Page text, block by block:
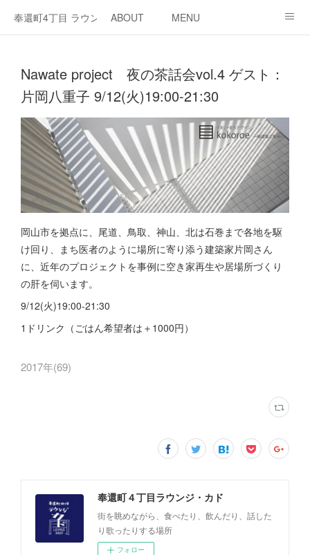
奉還町4丁目 ラウンジ・カド
ABOUT MENU
Nawate project 夜の茶話会vol.4 ゲスト：
片岡八重子 9/12(火)19:00-21:30
岡山市を拠点に、尾道、鳥取、神山、北は石巻まで各地を駆
け回り、まち医者のように場所に寄り添う建築家片岡さん
に、近年のプロジェクトを事例に空き家再生や居場所づくり
の肝を伺います。
9/12(火)19:00-21:30
1ドリンク（ごはん希望者は＋1000円）
2017年(69)
奉還町４丁目ラウンジ・カド
街を眺めながら、食べたり、飲んだり、話した
り歌ったりする場所
フォロー